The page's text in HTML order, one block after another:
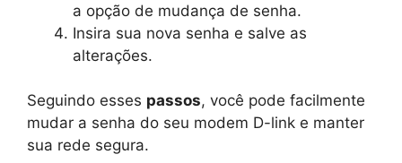
a opção de mudança de senha.
Insira sua nova senha e salve as
alterações.
Seguindo esses passos, você pode facilmente
mudar a senha do seu modem D-link e manter
sua rede segura.